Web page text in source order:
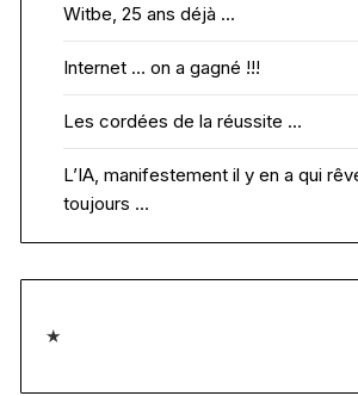
Witbe, 25 ans déjà …
Internet … on a gagné !!!
Les cordées de la réussite …
L’IA, manifestement il y en a qui
toujours …
★